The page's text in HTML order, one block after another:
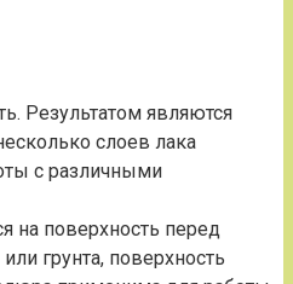
Результатом являются
слоев лака
с различными
на поверхность перед
грунта, поверхность